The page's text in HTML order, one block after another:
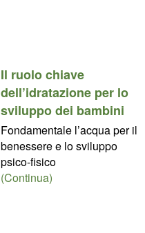
Il ruolo chiave
dell’idratazione per lo
sviluppo dei bambini
Fondamentale l’acqua per il
benessere e lo sviluppo
psico-fisico
(Continua)